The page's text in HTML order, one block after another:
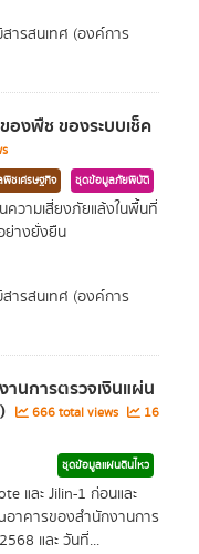
ารสนเทศ (องค์การ
องพืช ของระบบเช็ค
ชเศรษฐกิจ ชุดข้อมูลภัยพิบัติ
ความเสี่ยงภัยแล้งในพื้นที่
ย่างยั่งยืน
ารสนเทศ (องค์การ
นการตรวจเงินแผ่น
666 total views
16
ชุดข้อมูลแผ่นดินไหว
และ Jilin-1 ก่อนและ
อาคารของสำนักงานการ
และ วันที่...